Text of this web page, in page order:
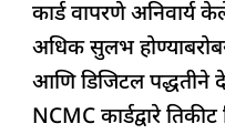
कार्ड वापरणे अनिवार्य
अधिक सुलभ
आणि डिजिटल
NCMC कार्डद्वारे